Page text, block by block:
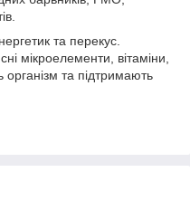
та перекус.
мікроелементи, вітаміни,
організм та підтримають